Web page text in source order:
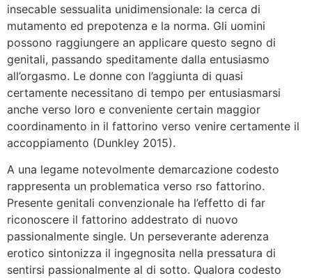
insecable sessualita unidimensionale: la cerca di
mutamento ed prepotenza e la norma. Gli uomini
possono raggiungere an applicare questo segno di
genitali, passando speditamente dalla entusiasmo
all’orgasmo. Le donne con l’aggiunta di quasi
certamente necessitano di tempo per entusiasmarsi
anche verso loro e conveniente certain maggior
coordinamento in il fattorino verso venire certamente il
accoppiamento (Dunkley 2015).
A una legame notevolmente demarcazione codesto
rappresenta un problematica verso rso fattorino.
Presente genitali convenzionale ha l’effetto di far
riconoscere il fattorino addestrato di nuovo
passionalmente single. Un perseverante aderenza
erotico sintonizza il ingegnosita nella pressatura di
sentirsi passionalmente al di sotto. Qualora codesto